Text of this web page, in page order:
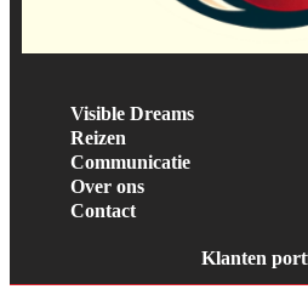
Visible Dreams
Reizen
Communicatie
Over ons
Contact
Klanten